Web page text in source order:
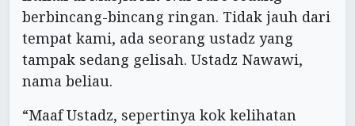
berbincang-bincang ringan. Tidak jauh dari
tempat kami, ada seorang ustadz yang
tampak sedang gelisah. Ustadz Nawawi,
nama beliau.
“Maaf Ustadz, sepertinya kok kelihatan